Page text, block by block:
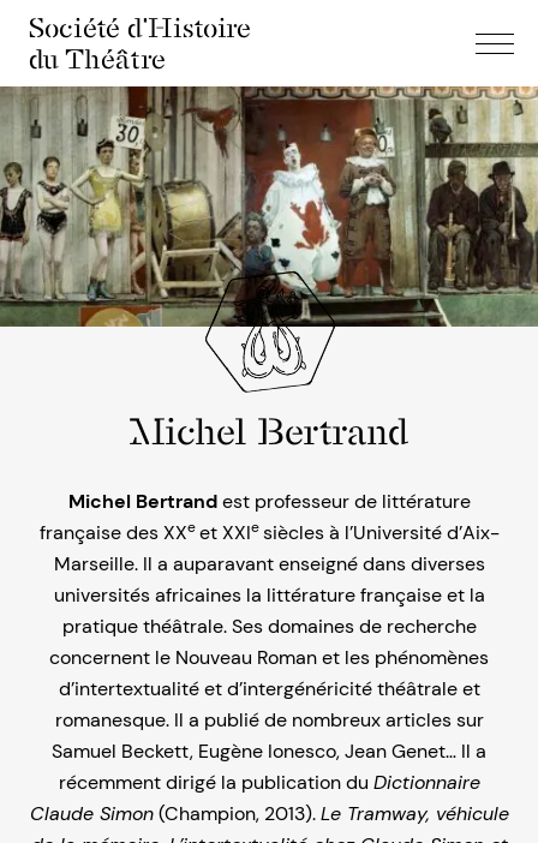
Société d'Histoire
du Théâtre
Michel Bertrand
Michel Bertrandest professeur de littérature
française des XXeet XXIesiècles à l’Université d’Aix-
Marseille. Il a auparavant enseigné dans diverses
universités africaines la littérature française et la
pratique théâtrale. Ses domaines de recherche
concernent le Nouveau Roman et les phénomènes
d’intertextualité et d’intergénéricité théâtrale et
romanesque. Il a publié de nombreux articles sur
Samuel Beckett, Eugène Ionesco, Jean Genet… Il a
récemment dirigé la publication du Dictionnaire
Claude Simon(Champion, 2013).Le Tramway, véhicule